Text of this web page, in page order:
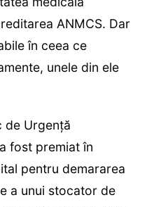
ANMCS. Dar
în ceea ce
unele din ele
de Urgență
fost premiat în
pentru demararea
a unui stocator de